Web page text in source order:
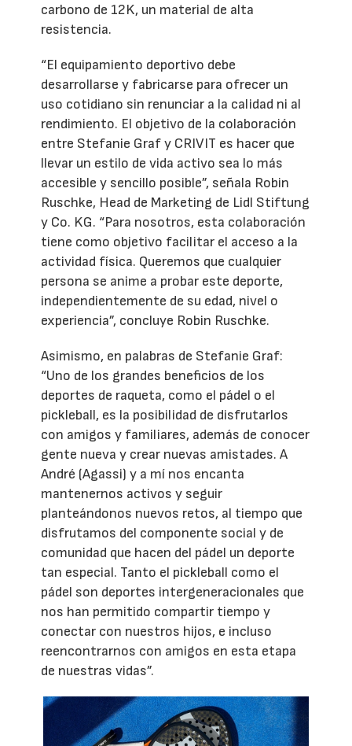
carbono de 12K, un material de alta
resistencia.
“El equipamiento deportivo debe
desarrollarse y fabricarse para ofrecer un
uso cotidiano sin renunciar a la calidad ni al
rendimiento. El objetivo de la colaboración
entre Stefanie Graf y CRIVIT es hacer que
llevar un estilo de vida activo sea lo más
accesible y sencillo posible”, señala Robin
Ruschke, Head de Marketing de Lidl Stiftung
y Co. KG. “Para nosotros, esta colaboración
tiene como objetivo facilitar el acceso a la
actividad física. Queremos que cualquier
persona se anime a probar este deporte,
independientemente de su edad, nivel o
experiencia”, concluye Robin Ruschke.
Asimismo, en palabras de Stefanie Graf:
“Uno de los grandes beneficios de los
deportes de raqueta, como el pádel o el
pickleball, es la posibilidad de disfrutarlos
con amigos y familiares, además de conocer
gente nueva y crear nuevas amistades. A
André (Agassi) y a mí nos encanta
mantenernos activos y seguir
planteándonos nuevos retos, al tiempo que
disfrutamos del componente social y de
comunidad que hacen del pádel un deporte
tan especial. Tanto el pickleball como el
pádel son deportes intergeneracionales que
nos han permitido compartir tiempo y
conectar con nuestros hijos, e incluso
reencontrarnos con amigos en esta etapa
de nuestras vidas”.